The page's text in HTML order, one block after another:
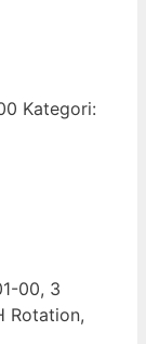
Kategori:
00, 3
Rotation,